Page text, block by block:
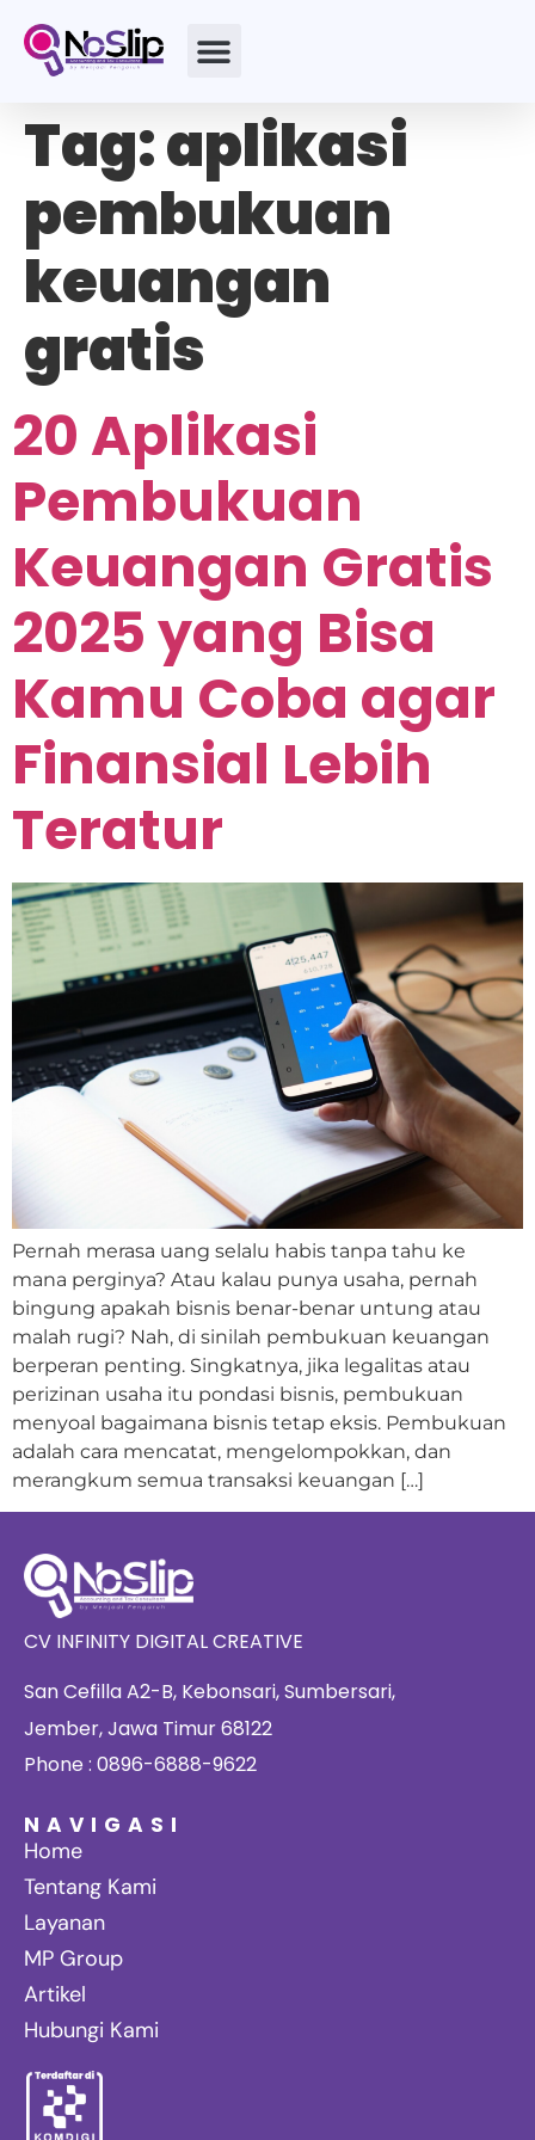
Tag:aplikasi
pembukuan
keuangan
gratis
20 Aplikasi
Pembukuan
Keuangan Gratis
2025 yang Bisa
Kamu Coba agar
Finansial Lebih
Teratur
Pernah merasa uang selalu habis tanpa tahu ke
mana perginya? Atau kalau punya usaha, pernah
bingung apakah bisnis benar-benar untung atau
malah rugi? Nah, di sinilah pembukuan keuangan
berperan penting. Singkatnya, jika legalitas atau
perizinan usaha itu pondasi bisnis, pembukuan
menyoal bagaimana bisnis tetap eksis. Pembukuan
adalah cara mencatat, mengelompokkan, dan
merangkum semua transaksi keuangan […]
CV INFINITY DIGITAL CREATIVE
San Cefilla A2-B, Kebonsari, Sumbersari,
Jember, Jawa Timur 68122
Phone : 0896-6888-9622
NAVIGASI
Home
Tentang Kami
Layanan
MP Group
Artikel
Hubungi Kami